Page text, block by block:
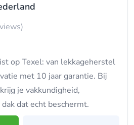
op Texel: van lekkageherstel
met 10 jaar garantie. Bij
je vakkundigheid,
dat echt beschermt.